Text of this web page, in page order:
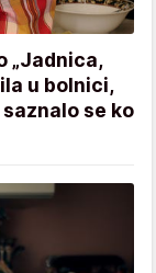
„Jadnica,
u bolnici,
se ko